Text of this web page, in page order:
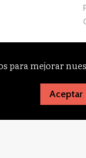
para mejorar
Aceptar